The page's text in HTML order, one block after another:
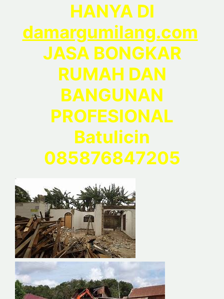
HANYA DI
damargumilang.com
JASA BONGKAR
RUMAH DAN
BANGUNAN
PROFESIONAL
Batulicin
085876847205